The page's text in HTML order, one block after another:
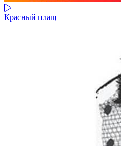
Красный плащ